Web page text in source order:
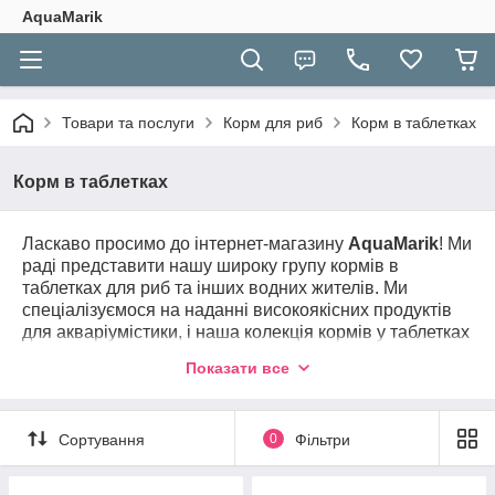
AquaMarik
Товари та послуги Корм для риб Корм в таблетках
Корм в таблетках
Ласкаво просимо до інтернет-магазину AquaMarik! Ми
раді представити нашу широку групу кормів в
таблетках для риб та інших водних жителів. Ми
спеціалізуємося на наданні високоякісних продуктів
для акваріумістики, і наша колекція кормів у таблетках
таблетках, розроблені, щоб задовольнити харчові
потреби різних видів риб та водних тварин. Наш
асортимент включає корми в таблетках для тропічних
риб, хижаків, дискусів, водоростоїдів та інших видів
Показати все
Сортування 0 Фільтри